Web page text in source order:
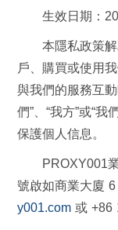
生效日期：
本隱私政策
戶、購買或使用
與我們的服務互
們”、“我方”或“
保護個人信息。
PROXY001
號啟如商業大廈
y001.com 或 +86